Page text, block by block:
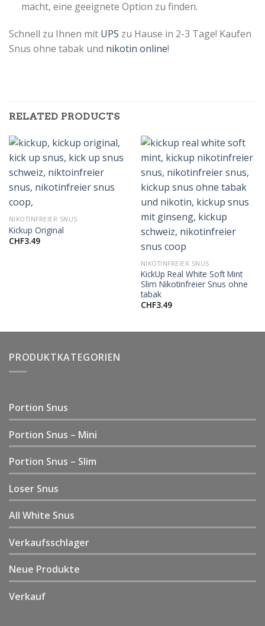
macht, eine geeignete Option zu finden.
Schnell zu Ihnen mit UPS zu Hause in 2-3 Tage! Kaufen
Snus ohne tabak und nikotin online!
RELATED PRODUCTS
NIKOTINFREIER SNUS
Kickup Original
CHF3.49
NIKOTINFREIER SNUS
KickUp Real White Soft Mint
Slim Nikotinfreier Snus ohne
tabak
CHF3.49
PRODUKTKATEGORIEN
Portion Snus
Portion Snus – Mini
Portion Snus – Slim
Loser Snus
All White Snus
Verkaufsschlager
Neue Produkte
Verkauf